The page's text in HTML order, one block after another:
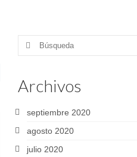
Buscar
Archivos
septiembre 2020
agosto 2020
julio 2020